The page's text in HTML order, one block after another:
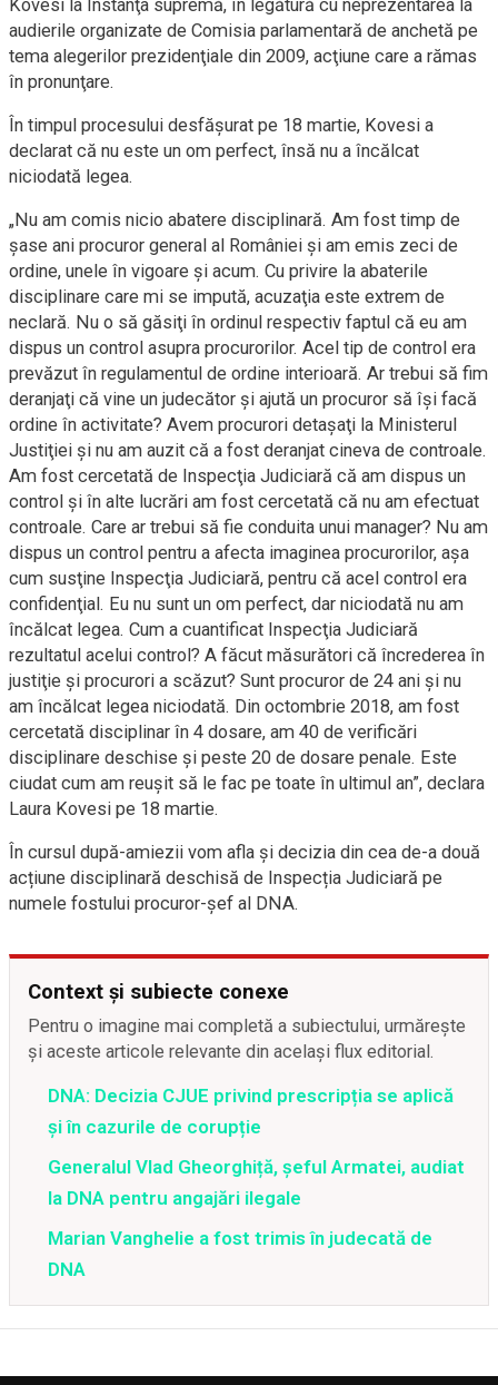
Kovesi la Instanţa supremă, în legătură cu neprezentarea la
audierile organizate de Comisia parlamentară de anchetă pe
tema alegerilor prezidenţiale din 2009, acţiune care a rămas
în pronunţare.
În timpul procesului desfăşurat pe 18 martie, Kovesi a
declarat că nu este un om perfect, însă nu a încălcat
niciodată legea.
„Nu am comis nicio abatere disciplinară. Am fost timp de
şase ani procuror general al României şi am emis zeci de
ordine, unele în vigoare şi acum. Cu privire la abaterile
disciplinare care mi se impută, acuzaţia este extrem de
neclară. Nu o să găsiţi în ordinul respectiv faptul că eu am
dispus un control asupra procurorilor. Acel tip de control era
prevăzut în regulamentul de ordine interioară. Ar trebui să fim
deranjaţi că vine un judecător şi ajută un procuror să îşi facă
ordine în activitate? Avem procurori detaşaţi la Ministerul
Justiţiei şi nu am auzit că a fost deranjat cineva de controale.
Am fost cercetată de Inspecţia Judiciară că am dispus un
control şi în alte lucrări am fost cercetată că nu am efectuat
controale. Care ar trebui să fie conduita unui manager? Nu am
dispus un control pentru a afecta imaginea procurorilor, aşa
cum susţine Inspecţia Judiciară, pentru că acel control era
confidenţial. Eu nu sunt un om perfect, dar niciodată nu am
încălcat legea. Cum a cuantificat Inspecţia Judiciară
rezultatul acelui control? A făcut măsurători că încrederea în
justiţie şi procurori a scăzut? Sunt procuror de 24 ani şi nu
am încălcat legea niciodată. Din octombrie 2018, am fost
cercetată disciplinar în 4 dosare, am 40 de verificări
disciplinare deschise şi peste 20 de dosare penale. Este
ciudat cum am reuşit să le fac pe toate în ultimul an”, declara
Laura Kovesi pe 18 martie.
În cursul după-amiezii vom afla și decizia din cea de-a două
acțiune disciplinară deschisă de Inspecția Judiciară pe
numele fostului procuror-șef al DNA.
Context și subiecte conexe
Pentru o imagine mai completă a subiectului, urmărește
și aceste articole relevante din același flux editorial.
DNA: Decizia CJUE privind prescripția se aplică
și în cazurile de corupție
Generalul Vlad Gheorghiță, șeful Armatei, audiat
la DNA pentru angajări ilegale
Marian Vanghelie a fost trimis în judecată de
DNA